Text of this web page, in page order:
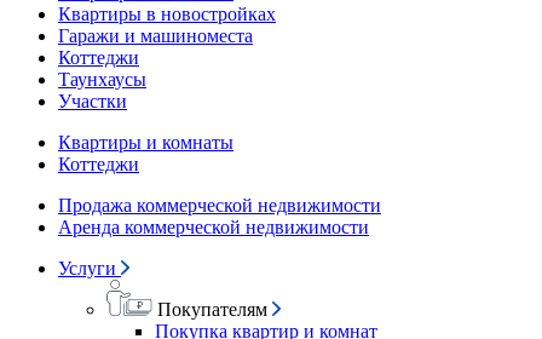
Квартиры в новостройках
Гаражи и машиноместа
Коттеджи
Таунхаусы
Участки
Квартиры и комнаты
Коттеджи
Продажа коммерческой недвижимости
Аренда коммерческой недвижимости
Услуги
Покупателям
Покупка квартир и комнат